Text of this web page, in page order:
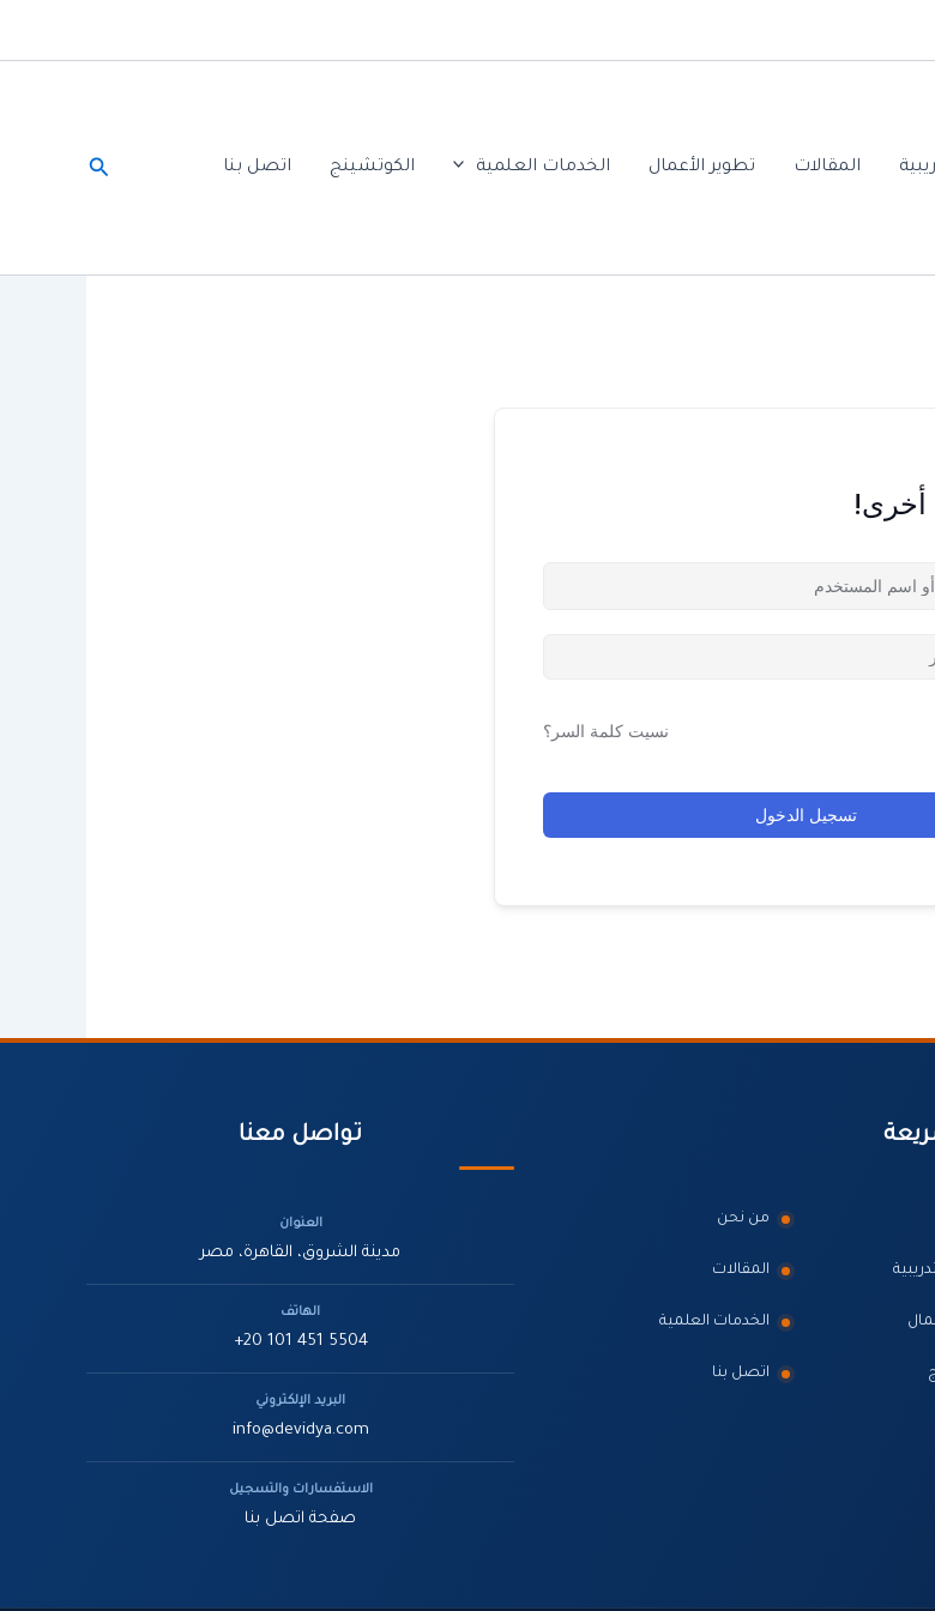
المقالات تطوير الأعمال الخدمات العلمية الكوتشينج اتصل بنا البحث
أخرى!
نسيت كلمة السر؟
تسجيل الدخول
من نحن
المقالات
الخدمات العلمية
اتصل بنا
تواصل معنا
العنوان
مدينة الشروق، القاهرة، مصر
الهاتف
+20 101 451 5504
البريد الإلكتروني
info@devidya.com
الاستفسارات والتسجيل
صفحة اتصل بنا